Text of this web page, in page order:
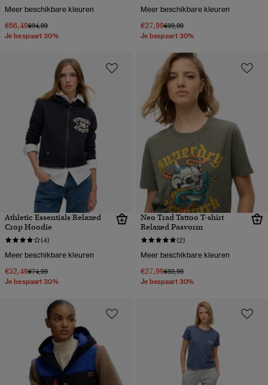
Meer beschikbare kleuren
€66,49Prijs verlaagd van
€94,99naar
Je bespaart 30%
Meer beschikbare kleuren
€27,99Prijs verlaagd van
€39,99naar
Je bespaart 30%
Athletic Essentials Relaxed
Crop Hoodie
(4)
Meer beschikbare kleuren
€52,49Prijs verlaagd van
€74,99naar
Je bespaart 30%
Neo Trad Tattoo T-shirt
Relaxed Pasvorm
(2)
Meer beschikbare kleuren
€27,99Prijs verlaagd van
€39,99naar
Je bespaart 30%